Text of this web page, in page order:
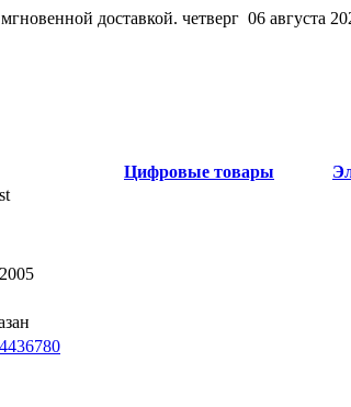
доставкой. четверг 06 августа
Цифровые товары